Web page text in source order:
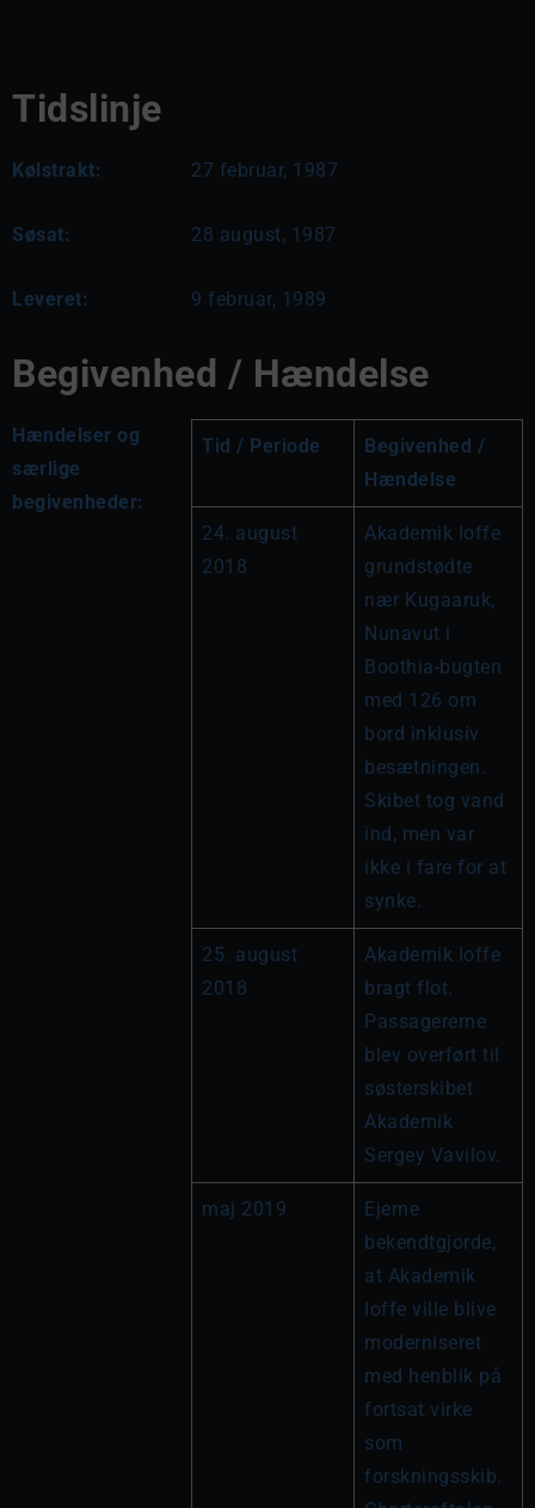
Tidslinje
Kølstrakt: 27 februar, 1987
Søsat: 28 august, 1987
Leveret: 9 februar, 1989
Begivenhed / Hændelse
Hændelser og
særlige
begivenheder:
Tid / Periode
Begivenhed /
Hændelse
24. august
2018
Akademik Ioffe
grundstødte
nær Kugaaruk,
Nunavut i
Boothia-bugten
med 126 om
bord inklusiv
besætningen.
Skibet tog vand
ind, men var
ikke i fare for at
synke.
25. august
2018
Akademik Ioffe
bragt flot.
Passagererne
blev overført til
søsterskibet
Akademik
Sergey Vavilov.
maj 2019
Ejerne
bekendtgjorde,
at Akademik
Ioffe ville blive
moderniseret
med henblik på
fortsat virke
som
forskningsskib.